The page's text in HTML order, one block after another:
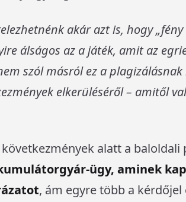
akár azt is, hogy
álságos az a játék, amit az
szól másról ez a
elkerüléséről – amitől
alatt a
ügy, aminek
, ám egyre több a